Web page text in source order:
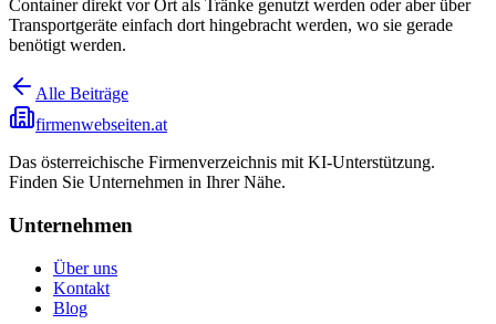
Container direkt vor Ort als Tränke genutzt werden oder aber über
Transportgeräte einfach dort hingebracht werden, wo sie gerade
benötigt werden.
Alle Beiträge
firmenwebseiten.at
Das österreichische Firmenverzeichnis mit KI-Unterstützung.
Finden Sie Unternehmen in Ihrer Nähe.
Unternehmen
Über uns
Kontakt
Blog